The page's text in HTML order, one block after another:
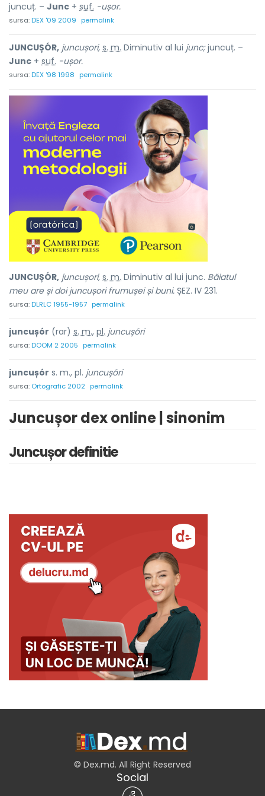
juncuț. – Junc + suf. -ușor.
sursa:DEX '09 2009 permalink
JUNCUȘÓR, juncușori, s. m. Diminutiv al lui junc;juncuț. –
Junc + suf. -ușor.
sursa:DEX '98 1998 permalink
JUNCUȘÓR, juncușori, s. m. Diminutiv al lui junc. Băiatul
meu are și doi juncușori frumușei și buni. ȘEZ. IV 231.
sursa:DLRLC 1955-1957 permalink
juncușór (rar) s. m., pl. juncușóri
sursa:DOOM 2 2005 permalink
juncușór s. m., pl. juncușóri
sursa: Ortografic 2002 permalink
Juncușor dex online | sinonim
Juncușor definitie
© Dex.md. All Right Reserved
Social